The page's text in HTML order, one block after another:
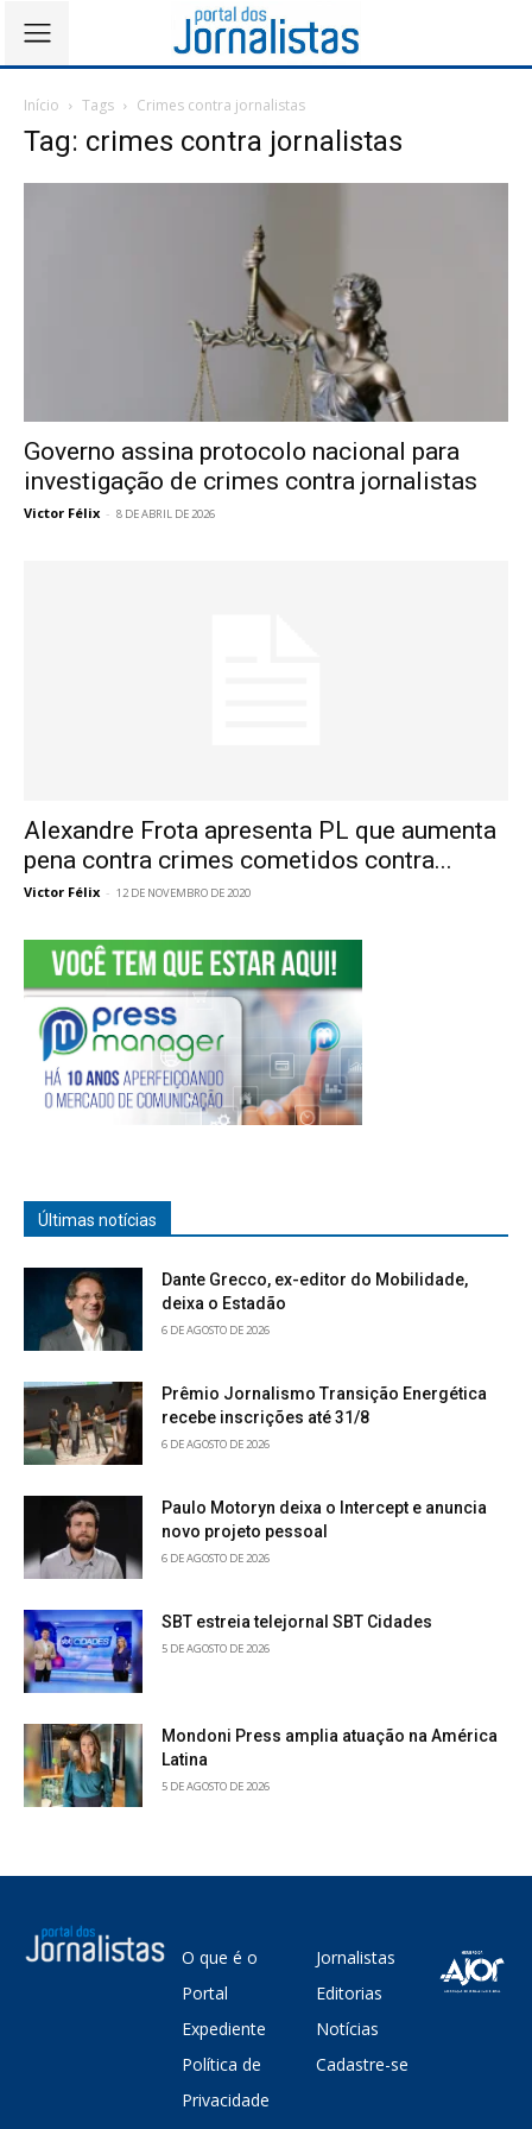
Início Tags Crimes contra jornalistas
Tag: crimes contra jornalistas
Governo assina protocolo nacional para
investigação de crimes contra jornalistas
Victor Félix - 8 DE ABRIL DE 2026
Alexandre Frota apresenta PL que aumenta
pena contra crimes cometidos contra...
Victor Félix - 12 DE NOVEMBRO DE 2020
Últimas notícias
Dante Grecco, ex-editor do Mobilidade,
deixa o Estadão
6 DE AGOSTO DE 2026
Prêmio Jornalismo Transição Energética
recebe inscrições até 31/8
6 DE AGOSTO DE 2026
Paulo Motoryn deixa o Intercept e anuncia
novo projeto pessoal
6 DE AGOSTO DE 2026
SBT estreia telejornal SBT Cidades
5 DE AGOSTO DE 2026
Mondoni Press amplia atuação na América
Latina
5 DE AGOSTO DE 2026
O que é o
Portal
Expediente
Política de
Privacidade
Jornalistas
Editorias
Notícias
Cadastre-se